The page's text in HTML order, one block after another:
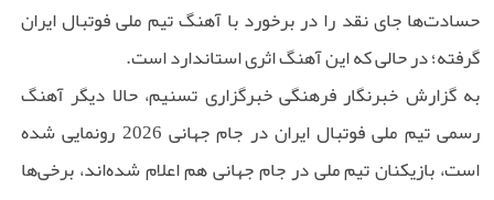
حسادت‌ها جای نقد را در برخورد با آهنگ تیم ملی فوتبال ایران
گرفته؛ در حالی که این آهنگ اثری استاندارد است.
به گزارش خبرنگار فرهنگی خبرگزاری تسنیم، حالا دیگر آهنگ
رسمی تیم ملی فوتبال ایران در جام جهانی 2026 رونمایی شده
است، بازیکنان تیم ملی در جام جهانی هم اعلام شده‌اند، برخی‌ها